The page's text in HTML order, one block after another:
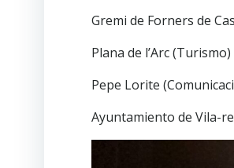
Gremi de Forners de
Plana de l’Arc (Turismo)
Pepe Lorite
Ayuntamiento de Vila-